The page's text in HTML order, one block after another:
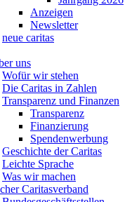
Anzeigen
Newsletter
neue caritas
uns
Wofür wir stehen
Die Caritas in Zahlen
Transparenz und Finanzen
Transparenz
Finanzierung
Spendenwerbung
Geschichte der Caritas
Leichte Sprache
Was wir machen
Caritasverband